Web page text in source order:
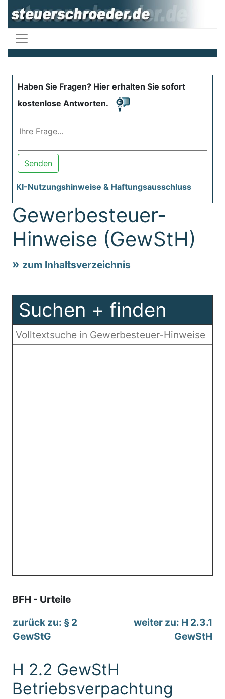
Haben Sie Fragen? Hier erhalten Sie sofort
kostenlose Antworten.
Senden
KI-Nutzungshinweise & Haftungsausschluss
Gewerbesteuer-
Hinweise (GewStH)
zum Inhaltsverzeichnis
Suchen + finden
BFH - Urteile
zurück zu: § 2
GewStG
weiter zu: H 2.3.1
GewStH
H 2.2 GewStH
Betriebsverpachtung